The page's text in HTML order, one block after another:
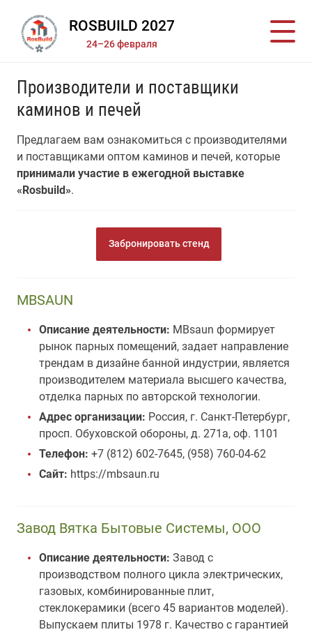
ROSBUILD 2027
24–26 февраля
Производители и поставщики
каминов и печей
Предлагаем вам ознакомиться с производителями
и поставщиками оптом каминов и печей, которые
принимали участие в ежегодной выставке
«Rosbuild».
Забронировать стенд
MBSAUN
Описание деятельности: MBsaun формирует
рынок парных помещений, задает направление
трендам в дизайне банной индустрии, является
производителем материала высшего качества,
отделка парных по авторской технологии.
Адрес организации: Россия, г. Санкт-Петербург,
просп. Обуховской обороны, д. 271а, оф. 1101
Телефон: +7 (812) 602-7645, (958) 760-04-62
Сайт: https://mbsaun.ru
Завод Вятка Бытовые Системы, ООО
Описание деятельности: Завод с
производством полного цикла электрических,
газовых, комбинированные плит,
стеклокерамики (всего 45 вариантов моделей).
Выпускаем плиты 1978 г. Качество с гарантией